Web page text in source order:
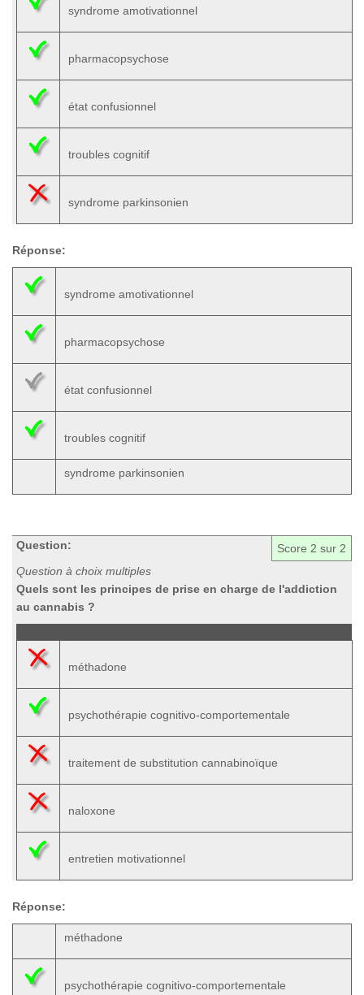
syndrome amotivationnel
pharmacopsychose
état confusionnel
troubles cognitif
syndrome parkinsonien
Réponse:
syndrome amotivationnel
pharmacopsychose
état confusionnel
troubles cognitif
syndrome parkinsonien
Score 2 sur 2
Question:
Question à choix multiples
Quels sont les principes de prise en charge de l'addiction
au cannabis ?
méthadone
psychothérapie cognitivo-comportementale
traitement de substitution cannabinoïque
naloxone
entretien motivationnel
Réponse:
méthadone
psychothérapie cognitivo-comportementale